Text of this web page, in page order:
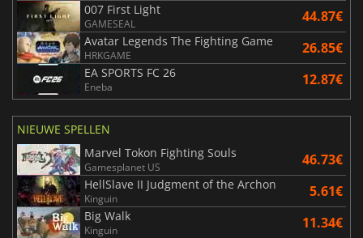
007 First Light
GAMESEAL 44.87€
Avatar Legends The Fighting Game
HRKGAME 26.85€
EA SPORTS FC 26
Eneba 12.87€
NIEUWE SPELLEN
Marvel Tokon Fighting Souls
Gamesplanet US 46.73€
HellSlave II Judgment of the Archon
Kinguin 5.61€
Big Walk
Kinguin 11.34€